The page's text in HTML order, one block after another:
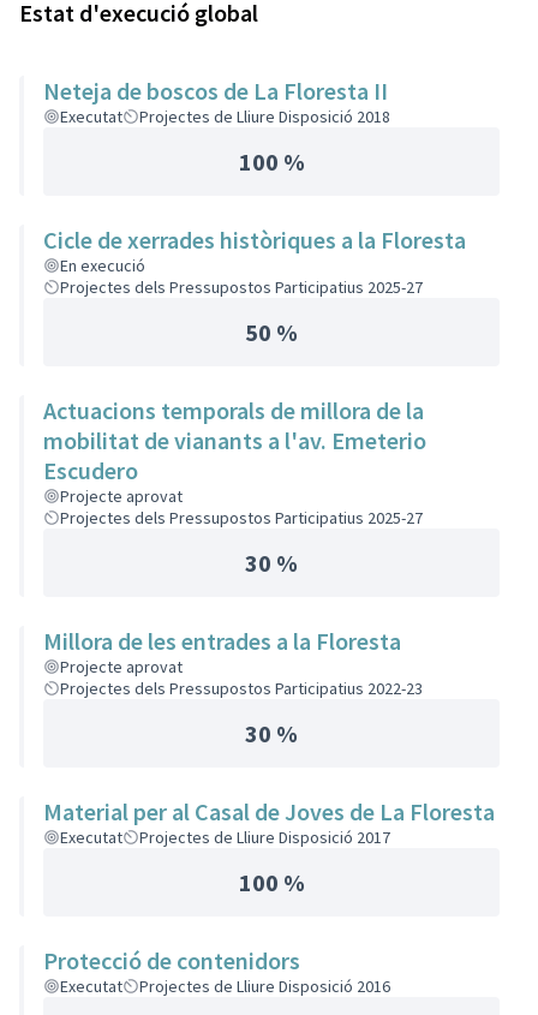
Estat d'execució global
Neteja de boscos de La Floresta II
Executat Projectes de Lliure Disposició 2018
100 %
Cicle de xerrades històriques a la Floresta
En execució
Projectes dels Pressupostos Participatius 2025-27
50 %
Actuacions temporals de millora de la
mobilitat de vianants a l'av. Emeterio
Escudero
Projecte aprovat
Projectes dels Pressupostos Participatius 2025-27
30 %
Millora de les entrades a la Floresta
Projecte aprovat
Projectes dels Pressupostos Participatius 2022-23
30 %
Material per al Casal de Joves de La Floresta
Executat Projectes de Lliure Disposició 2017
100 %
Protecció de contenidors
Executat Projectes de Lliure Disposició 2016